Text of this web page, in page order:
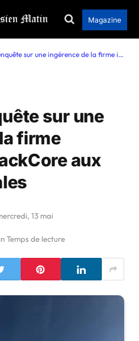
Magazine
ingérence de la firme israélienne BlackCore aux élections locales
sur une
firme
aux
13 mai
Temps de lecture